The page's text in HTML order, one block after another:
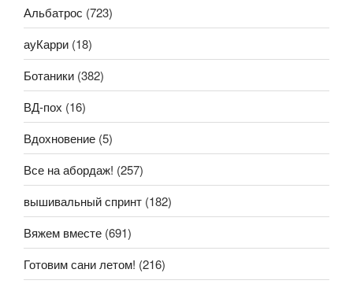
Альбатрос (723)
ауКарри (18)
Ботаники (382)
ВД-пох (16)
Вдохновение (5)
Все на абордаж! (257)
вышивальный спринт (182)
Вяжем вместе (691)
Готовим сани летом! (216)